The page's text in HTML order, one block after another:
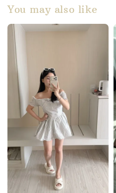
You may also like